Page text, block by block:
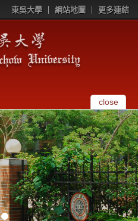
東吳大學 網站地圖 更多連結
close